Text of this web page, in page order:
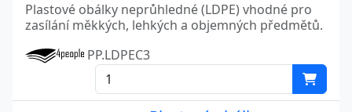
Plastové obálky neprůhledné (LDPE) vhodné pro
zasílání měkkých, lehkých a objemných předmětů.
PP.LDPEC3